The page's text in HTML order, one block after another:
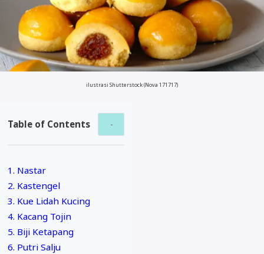
ilustrasi Shutterstock (Nova 171717)
Table of Contents
1. Nastar
2. Kastengel
3. Kue Lidah Kucing
4. Kacang Tojin
5. Biji Ketapang
6. Putri Salju